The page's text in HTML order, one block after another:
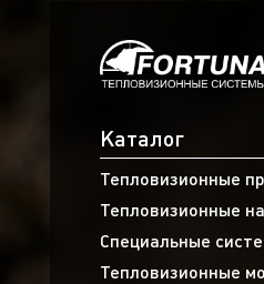
Каталог
Тепловизионные
Тепловизионные
Специальные
Тепловизионные